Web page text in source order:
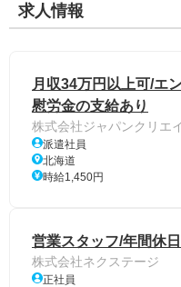
求人情報
月収34万円以上可/エ
慰労金の支給あり
株式会社ジャパンクリエ
派遣社員
北海道
時給1,450円
営業スタッフ/年間休
株式会社ネクステージ
正社員